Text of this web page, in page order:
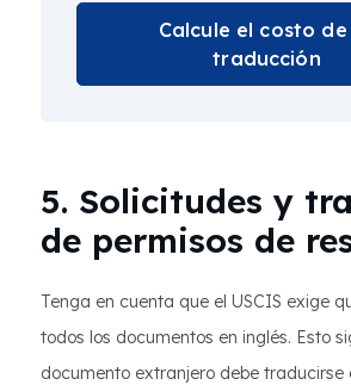
Calcule el costo de
traducción
5. Solicitudes y
de permisos de
Tenga en cuenta que el USCIS exige
todos los documentos en inglés. Esto
documento extranjero debe traducirse